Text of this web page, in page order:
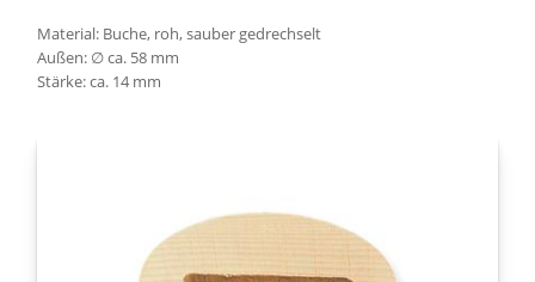
Material: Buche, roh, sauber gedrechselt
Außen: ∅ ca. 58 mm
Stärke: ca. 14 mm